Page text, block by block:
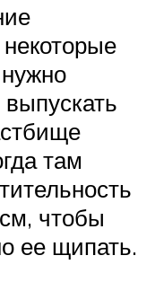
там
чтобы
ее щипать.